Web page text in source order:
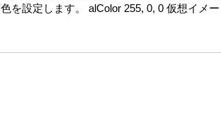
を設定します。 alColor 255, 0, 0 仮想イメー